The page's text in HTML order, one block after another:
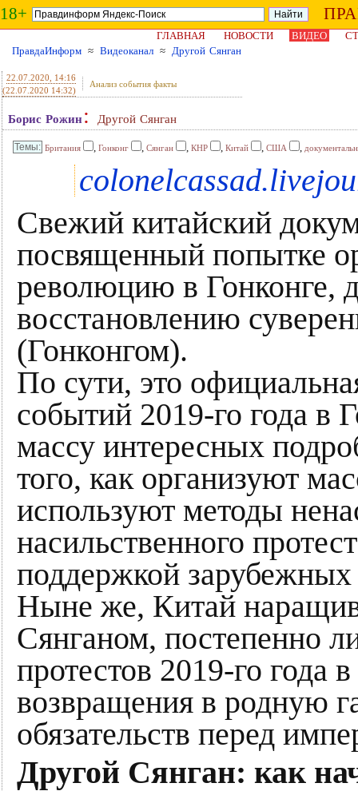
18+
ГЛАВНАЯ НОВОСТИ ВИДЕО
ПравдаИнформ ≈ Видеоканал ≈ Другой Сянган
22.07.2020 , 14:16
(22.07.2020 14:32)
Анализ события факты
Борис Рожин: Другой Сянган
Британия , Гонконг , Сянган , КНР , Китай , США ,
Свежий китайский
посвященный попытке
революцию в Гонконге,
восстановлению
(Гонконгом).
По сути, это
событий 2019-го года в
массу интересных
того, как организуют
используют методы
насильственного
поддержкой зарубежных
Ныне же, Китай
Сянганом, постепенно
протестов 2019-го года
возвращения в родную
обязательств перед
Другой Сянган: как